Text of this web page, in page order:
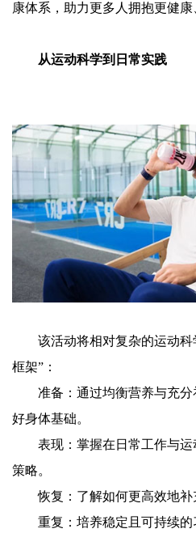
康体系，助力更多人拥抱更健康
从运动科学到日常实践
该活动将相对复杂的运动科
框架”：
准备：通过均衡营养与充分
好身体基础。
表现：掌握在日常工作与运
策略。
恢复：了解如何更高效地补
重复：培养稳定且可持续的